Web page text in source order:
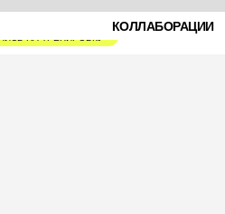
КОЛЛАБОРАЦИИ